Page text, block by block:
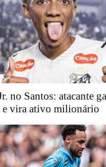
no Santos: atacante
e vira ativo milionário